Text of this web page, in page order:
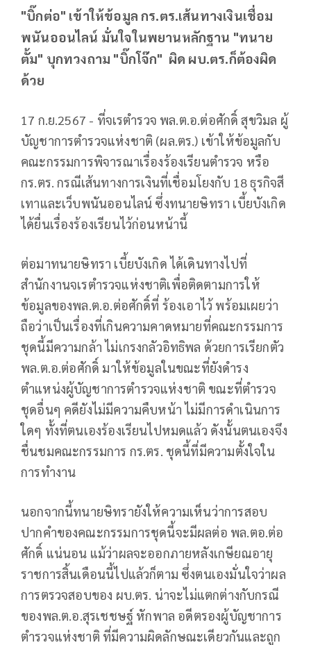
"บิ๊กต่อ" เข้าให้ข้อมูล กร.ตร.เส้นทางเงินเชื่อม
พนันออนไลน์ มั่นใจในพยานหลักฐาน "ทนาย
ตั้ม" บุกทวงถาม "บิ๊กโจ๊ก" ผิด ผบ.ตร.ก็ต้องผิด
ด้วย
17 ก.ย.2567 - ที่จเรตำรวจ พล.ต.อ.ต่อศักดิ์ สุขวิมล ผู้
บัญชาการตำรวจแห่งชาติ (ผล.ตร.) เข้าให้ข้อมูลกับ
คณะกรรมการพิจารณาเรื่องร้องเรียนตำรวจ หรือ
กร.ตร. กรณีเส้นทางการเงินที่เชื่อมโยงกับ 18 ธุรกิจสี
เทาและเว็บพนันออนไลน์ ซึ่งทนายษิทรา เบี้ยบังเกิด
ได้ยื่นเรื่องร้องเรียนไว้ก่อนหน้านี้
ต่อมาทนายษิทรา เบี้ยบังเกิด ได้เดินทางไปที่
สำนักงานจเรตำรวจแห่งชาติเพื่อติดตามการให้
ข้อมูลของพล.ต.อ.ต่อศักดิ์ที่ ร้องเอาไว้ พร้อมเผยว่า
ถือว่าเป็นเรื่องที่เกินความคาดหมายที่คณะกรรมการ
ชุดนี้มีความกล้า ไม่เกรงกลัวอิทธิพล ด้วยการเรียกตัว
พล.ต.อ.ต่อศักดิ์ มาให้ข้อมูลในขณะที่ยังดำรง
ตำแหน่งผู้บัญชาการตำรวจแห่งชาติ ขณะที่ตำรวจ
ชุดอื่นๆ คดียังไม่มีความคืบหน้า ไม่มีการดำเนินการ
ใดๆ ทั้งที่ตนเองร้องเรียนไปหมดแล้ว ดังนั้นตนเองจึง
ชื่นชมคณะกรรมการ กร.ตร. ชุดนี้ที่มีความตั้งใจใน
การทำงาน
นอกจากนี้ทนายษิทรายังให้ความเห็นว่าการสอบ
ปากคำของคณะกรรมการชุดนี้จะมีผลต่อ พล.ตอ.ต่อ
ศักดิ์ แน่นอน แม้ว่าผลจะออกภายหลังเกษียณอายุ
ราชการสิ้นเดือนนี้ไปแล้วก็ตาม ซึ่งตนเองมั่นใจว่าผล
การตรวจสอบของ ผบ.ตร. น่าจะไม่แตกต่างกับกรณี
ของพล.ต.อ.สุรเชชษฐ์ หักพาล อดีตรองผู้บัญชาการ
ตำรวจแห่งชาติ ที่มีความผิดลักษณะเดียวกันและถูก